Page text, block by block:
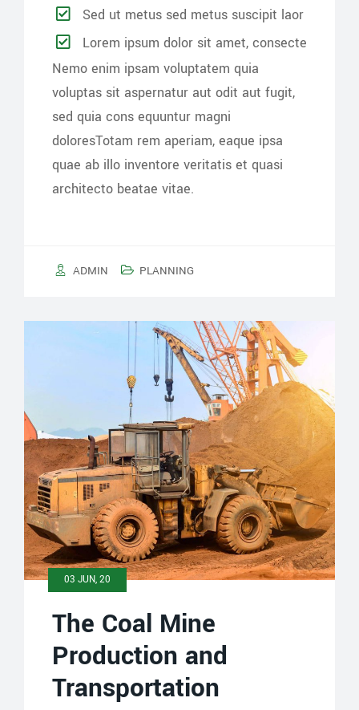
Sed ut metus sed metus suscipit laor
Lorem ipsum dolor sit amet, consecte
Nemo enim ipsam voluptatem quia
voluptas sit aspernatur aut odit aut fugit,
sed quia cons equuntur magni
doloresTotam rem aperiam, eaque ipsa
quae ab illo inventore veritatis et quasi
architecto beatae vitae.
ADMIN PLANNING
03 JUN, 20
The Coal Mine
Production and
Transportation